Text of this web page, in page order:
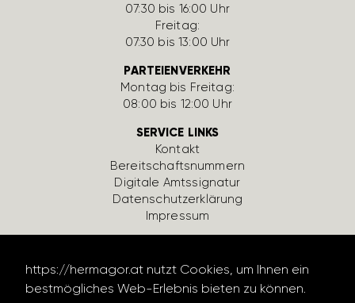
https://hermagor.at nutzt Cookies, um Ihnen ein
bestmögliches Web-Erlebnis bieten zu können.
07:30 bis 16:00 Uhr
Freitag:
07:30 bis 13:00 Uhr
PARTEIENVERKEHR
Montag bis Freitag:
08:00 bis 12:00 Uhr
SERVICE LINKS
Kontakt
Bereit­schafts­num­mern
Digi­tale Amts­si­gnatur
Daten­schutz­er­klä­rung
Impressum